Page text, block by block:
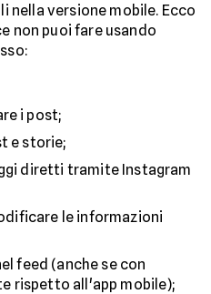
nella versione mobile. Ecco
non puoi fare usando
i post;
e storie;
diretti tramite Instagram
le informazioni
feed (anche se con
rispetto all'app mobile);